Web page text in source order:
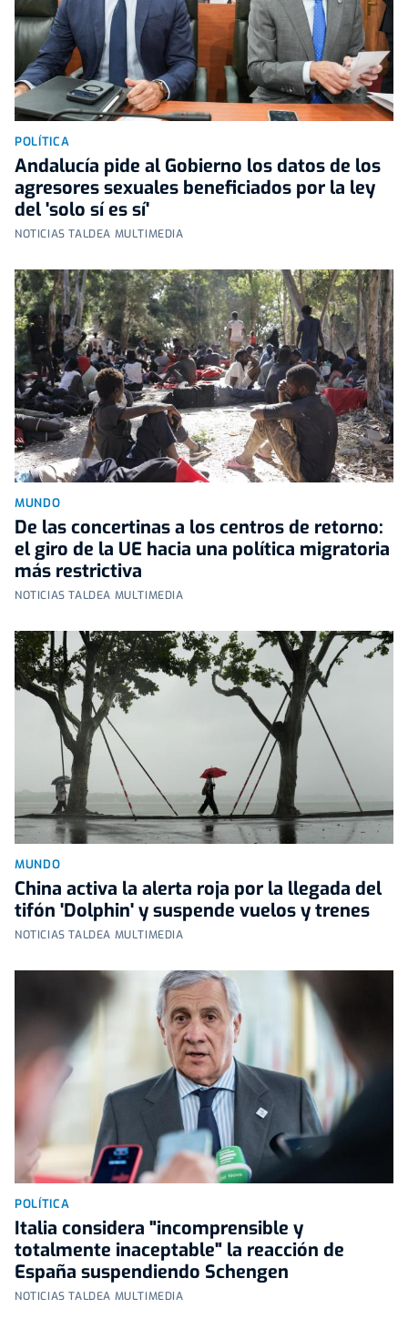
POLÍTICA
Andalucía pide al Gobierno los datos de los
agresores sexuales beneficiados por la ley
del 'solo sí es sí'
NOTICIAS TALDEA MULTIMEDIA
MUNDO
De las concertinas a los centros de retorno:
el giro de la UE hacia una política migratoria
más restrictiva
NOTICIAS TALDEA MULTIMEDIA
MUNDO
China activa la alerta roja por la llegada del
tifón 'Dolphin' y suspende vuelos y trenes
NOTICIAS TALDEA MULTIMEDIA
POLÍTICA
Italia considera "incomprensible y
totalmente inaceptable" la reacción de
España suspendiendo Schengen
NOTICIAS TALDEA MULTIMEDIA